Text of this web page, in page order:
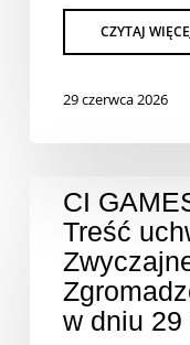
29 czerwca 2026
CI
Treść
w dniu